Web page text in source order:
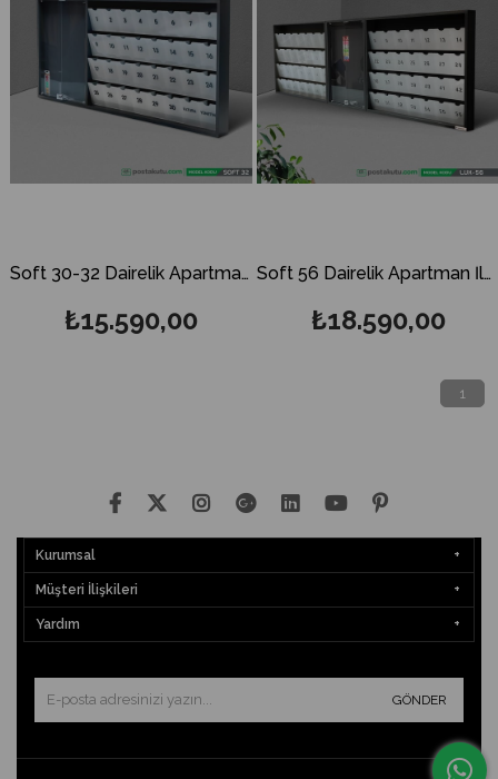
Soft 30-32 Dairelik Apartman İlan Panosu ve Posta Kutusu
₺15.590,00
Soft 56 Dairelik Apartman İlan Panosu ve Posta Kutusu
₺18.590,00
1
Kurumsal
Müşteri İlişkileri
Yardım
GÖNDER